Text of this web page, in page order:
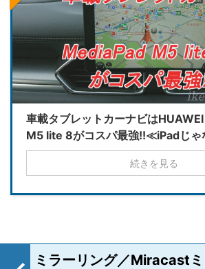
車載タブレットカーナビは
M5 lite 8がコスパ最強!!≪iPadじ
続きを見る
ミラーリング／Miracast